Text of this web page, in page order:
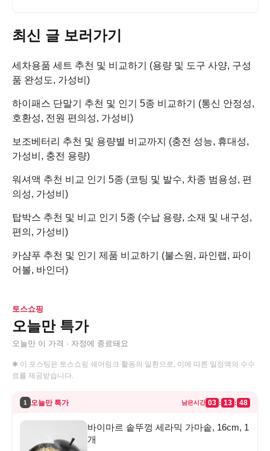
최신 글 보러가기
세차용품 세트 추천 및 비교하기 (용량 및 도구 사양, 구성
품 완성도, 가성비)
하이패스 단말기 추천 및 인기 5종 비교하기 (통신 안정성,
호환성, 전원 편의성, 가성비)
보조베터리 추천 및 용량별 비교까지 (충전 성능, 휴대성,
가성비, 충전 용량)
워셔액 추천 비교 인기 5종 (코팅 및 발수, 차종 범용성, 편
의성, 가성비)
탑박스 추천 및 비교 인기 5종 (수납 용량, 소재 및 내구성,
편의, 가성비)
카샴푸 추천 및 인기 제품 비교하기 (불스원, 파인랩, 파이
어볼, 바인더)
토스쇼핑
오늘만 특가
오늘만 이 가격 · 자정에 종료돼요
✱ 이 포스팅은 토스쇼핑 쉐어링크 활동의 일환으로, 이에 따른 일정액의 수수
료를 제공받습니다.
1 오늘만 특가 남은시간 03 : 13 : 48
바이마르 솥뚜껑 세라믹 가마솥, 16cm, 1
개